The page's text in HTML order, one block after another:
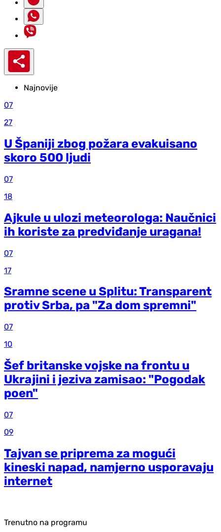
Najnovije
07
27
U Španiji zbog požara evakuisano
skoro 500 ljudi
07
18
Ajkule u ulozi meteorologa: Naučnici
ih koriste za predviđanje uragana!
07
17
Sramne scene u Splitu: Transparent
protiv Srba, pa "Za dom spremni"
07
10
Šef britanske vojske na frontu u
Ukrajini i jeziva zamisao: "Pogodak
poen"
07
09
Tajvan se priprema za mogući
kineski napad, namjerno usporavaju
internet
Trenutno na programu